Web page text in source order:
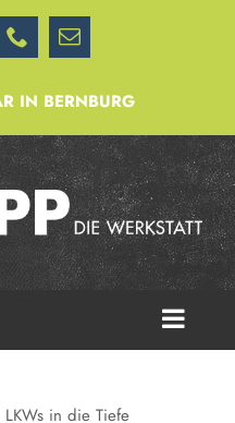
Telefon
E-
IN BERNBURG
in die Tiefe